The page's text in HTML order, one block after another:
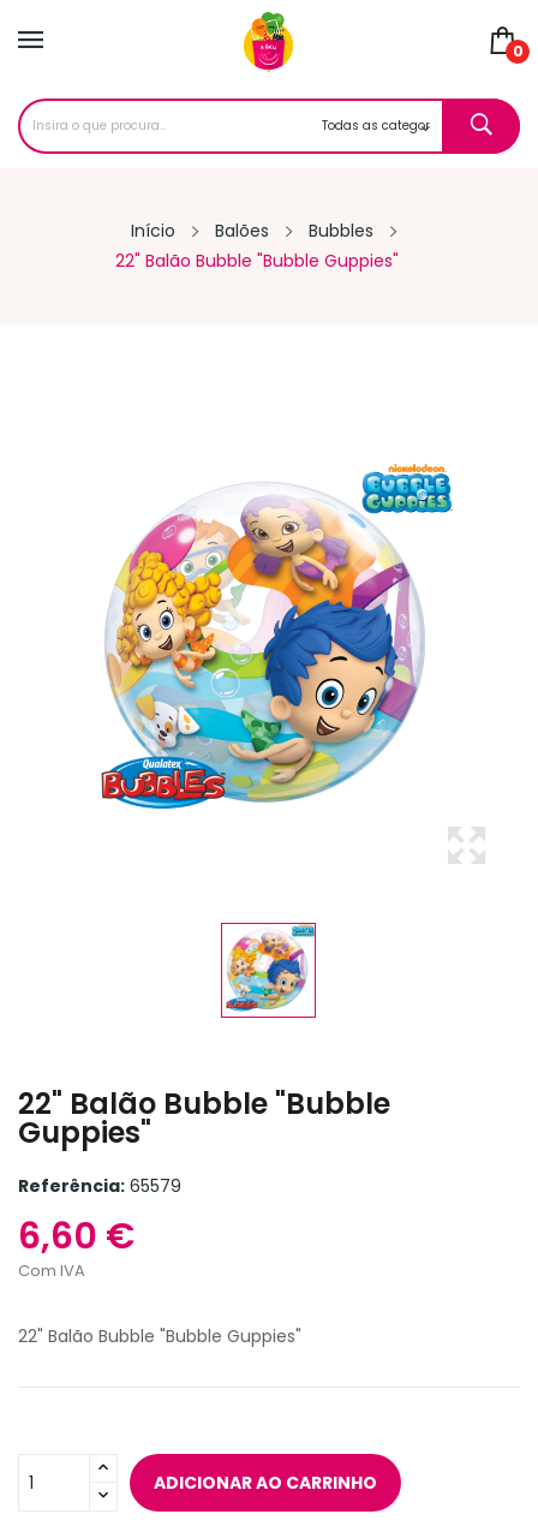
0
Início Balões
Bubbles
22" Balão Bubble "Bubble Guppies"
22" Balão Bubble "Bubble
Guppies"
Referência: 65579
6,60 €
Com IVA
22" Balão Bubble "Bubble Guppies"
ADICIONAR AO CARRINHO